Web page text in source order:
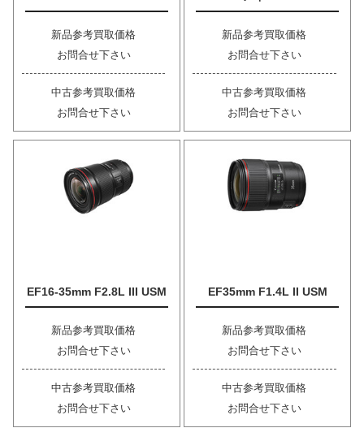
新品参考買取価格
お問合せ下さい
中古参考買取価格
お問合せ下さい
新品参考買取価格
お問合せ下さい
中古参考買取価格
お問合せ下さい
EF16-35mm F2.8L III USM
新品参考買取価格
お問合せ下さい
中古参考買取価格
お問合せ下さい
EF35mm F1.4L II USM
新品参考買取価格
お問合せ下さい
中古参考買取価格
お問合せ下さい